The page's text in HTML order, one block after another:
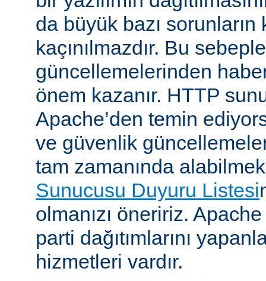
da büyük bazı
kaçınılmazdır. Bu
güncellemelerinden
önem kazanır. HTTP
Apache’den temin
ve güvenlik
tam zamanında
Sunucusu Duyuru Listesi
olmanızı öneririz. Apache
parti dağıtımlarını
hizmetleri vardır.